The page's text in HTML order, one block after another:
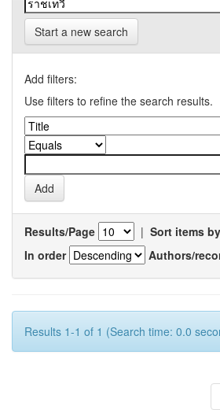
Start a new search
Add filters:
Use filters to refine the search results.
Results/Page | Sort items by
In order
Authors/
Results 1-1 of 1 (Search time: 0.0